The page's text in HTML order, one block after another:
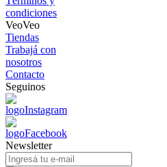
condiciones
VeoVeo
Tiendas
Trabajá con
nosotros
Contacto
Seguinos
Newsletter